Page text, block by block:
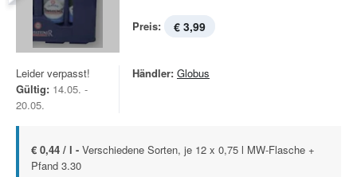
Preis: € 3,99
Leider verpasst!
Gültig: 14.05. -
20.05.
Händler: Globus
€ 0,44 / l - Verschiedene Sorten, je 12 x 0,75 l MW-Flasche +
Pfand 3.30